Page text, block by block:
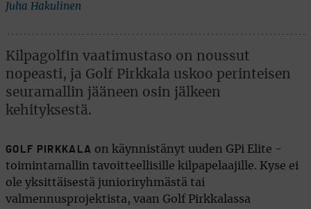
Juha Hakulinen
Kilpagolfin vaatimustaso on noussut
nopeasti, ja Golf Pirkkala uskoo perinteisen
seuramallin jääneen osin jälkeen
kehityksestä.
GOLF PIRKKALA on käynnistänyt uuden GPi Elite -
toimintamallin tavoitteellisille kilpapelaajille. Kyse ei
ole yksittäisestä junioriryhmästä tai
valmennusprojektista, vaan Golf Pirkkalassa